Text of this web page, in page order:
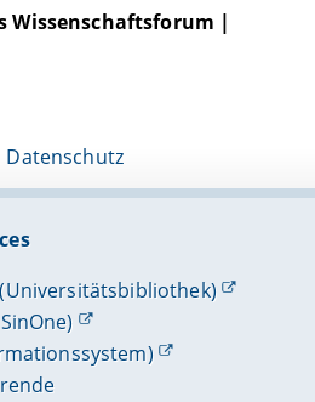
Wissenschaftsforum |
Datenschutz